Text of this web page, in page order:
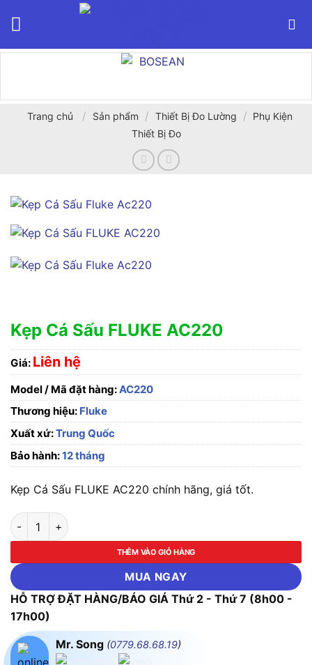
Trang chủ / Sản phẩm / Thiết Bị Đo Lường / Phụ Kiện
Thiết Bị Đo
Kẹp Cá Sấu FLUKE AC220
Giá: Liên hệ
Model / Mã đặt hàng:AC220
Thương hiệu: Fluke
Xuất xứ:Trung Quốc
Bảo hành:12 tháng
Kẹp Cá Sấu FLUKE AC220 chính hãng, giá tốt.
Kẹp Cá Sấu FLUKE AC220 số lượng
THÊM VÀO GIỎ HÀNG
MUA NGAY
HỖ TRỢ ĐẶT HÀNG/BÁO GIÁ Thứ 2 - Thứ 7 (8h00 -
17h00)
Mr. Song (0779.68.68.19)